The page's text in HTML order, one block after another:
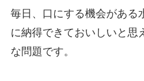
毎日、口にする機会がある
に納得できておいしいと思
な問題です。